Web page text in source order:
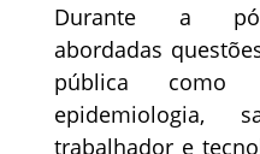
Durante a
abordadas
pública como
epidemiologia,
trabalhador e